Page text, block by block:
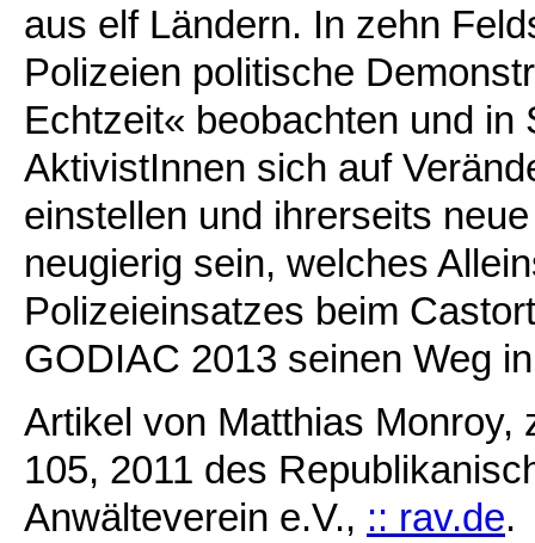
aus elf Ländern. In zehn
Polizeien politische
Echtzeit« beobachten und in
AktivistInnen sich auf
einstellen und ihrerseits
neugierig sein, welches
Polizeieinsatzes beim
GODIAC 2013 seinen Weg
Artikel von Matthias Monroy,
105, 2011 des
Anwälteverein e.V., :: rav.de.